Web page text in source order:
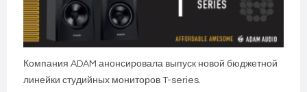
Компания ADAM анонсировала выпуск новой бюджетной
линейки студийных мониторов T-series.